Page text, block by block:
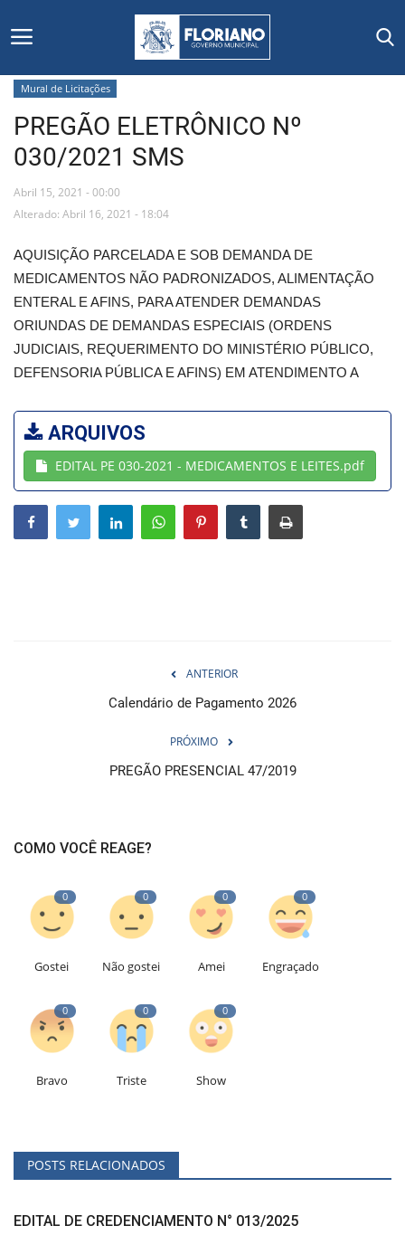
Início
Editais
Floriano
Secretarias e Órgãos
Mural de Licitações
Notícias
Webmail
Contato
Mural de Licitações
PREGÃO ELETRÔNICO Nº
030/2021 SMS
Abril 15, 2021 - 00:00
Alterado: Abril 16, 2021 - 18:04
AQUISIÇÃO PARCELADA E SOB DEMANDA DE
MEDICAMENTOS NÃO PADRONIZADOS, ALIMENTAÇÃO
ENTERAL E AFINS, PARA ATENDER DEMANDAS
ORIUNDAS DE DEMANDAS ESPECIAIS (ORDENS
JUDICIAIS, REQUERIMENTO DO MINISTÉRIO PÚBLICO,
DEFENSORIA PÚBLICA E AFINS) EM ATENDIMENTO A
ARQUIVOS
EDITAL PE 030-2021 - MEDICAMENTOS E LEITES.pdf
ANTERIOR
Calendário de Pagamento 2026
PRÓXIMO
PREGÃO PRESENCIAL 47/2019
COMO VOCÊ REAGE?
0
Gostei
0
Não gostei
0
Amei
0
Engraçado
0
Bravo
0
Triste
0
Show
POSTS RELACIONADOS
EDITAL DE CREDENCIAMENTO N° 013/2025